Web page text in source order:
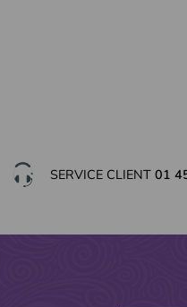
SERVICE CLIENT 01